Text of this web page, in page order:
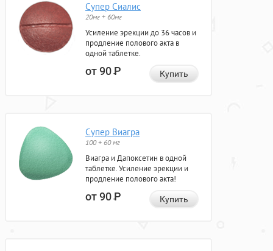
Супер Сиалис
20мг + 60мг
Усиление эрекции до 36 часов и
продление полового акта в
одной таблетке.
от 90Р Купить
Супер Виагра
100 + 60 мг
Виагра и Дапоксетин в одной
таблетке. Усиление эрекции и
продление полового акта!
от 90Р Купить